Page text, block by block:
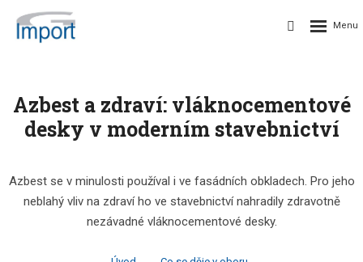
Azbest a zdraví: vláknocementové
desky v moderním stavebnictví
Azbest se v minulosti používal i ve fasádních obkladech. Pro jeho
neblahý vliv na zdraví ho ve stavebnictví nahradily zdravotně
nezávadné vláknocementové desky.